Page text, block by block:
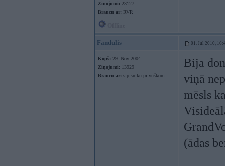
Ziņojumi: 23127
Braucu ar: RVR
Fandulis 01. Jul 2010,
Kopš: 29. Nov 2004
Ziņojumi: 13929
Braucu ar: sipisnīku pi vuškom
Bija
viņā
mēsls
(ādas